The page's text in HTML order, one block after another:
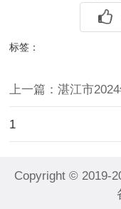
标签：
上一篇：湛江市2024
1
Copyright © 2019-